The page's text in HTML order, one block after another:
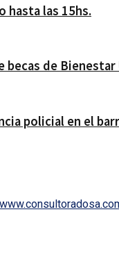
hasta las 15hs.
becas de
policial en el